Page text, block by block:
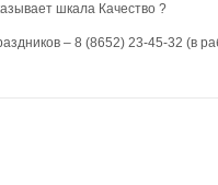
шкала Качество ?
– 8 (8652) 23-45-32 (в